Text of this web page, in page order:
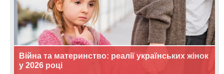
Війна та материнство: реалії українських жінок
у 2026 році